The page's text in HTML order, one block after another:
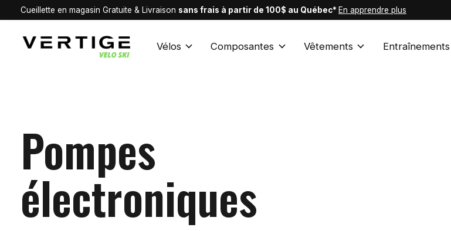
Cueillette en magasin Gratuite & Livraison sans frais à partir de 100$ au Québec* En apprendre plus
Vélos Composantes Vêtements Entraînements
Pompes
électroniques